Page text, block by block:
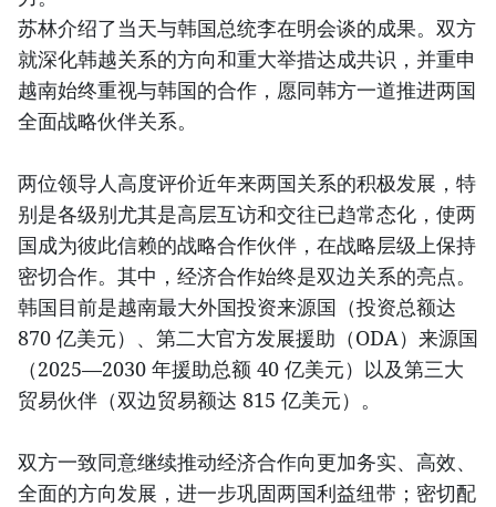
苏林介绍了当天与韩国总统李在明会谈的成果。双方
就深化韩越关系的方向和重大举措达成共识，并重申
越南始终重视与韩国的合作，愿同韩方一道推进两国
全面战略伙伴关系。
两位领导人高度评价近年来两国关系的积极发展，特
别是各级别尤其是高层互访和交往已趋常态化，使两
国成为彼此信赖的战略合作伙伴，在战略层级上保持
密切合作。其中，经济合作始终是双边关系的亮点。
韩国目前是越南最大外国投资来源国（投资总额达
870 亿美元）、第二大官方发展援助（ODA）来源国
（2025—2030 年援助总额 40 亿美元）以及第三大
贸易伙伴（双边贸易额达 815 亿美元）。
双方一致同意继续推动经济合作向更加务实、高效、
全面的方向发展，进一步巩固两国利益纽带；密切配